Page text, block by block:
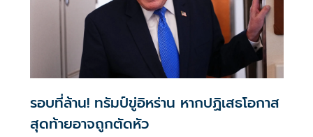
รอบที่ล้าน! ทรัมป์ขู่อิหร่าน หากปฏิเสธโอกาส
สุดท้ายอาจถูกตัดหัว